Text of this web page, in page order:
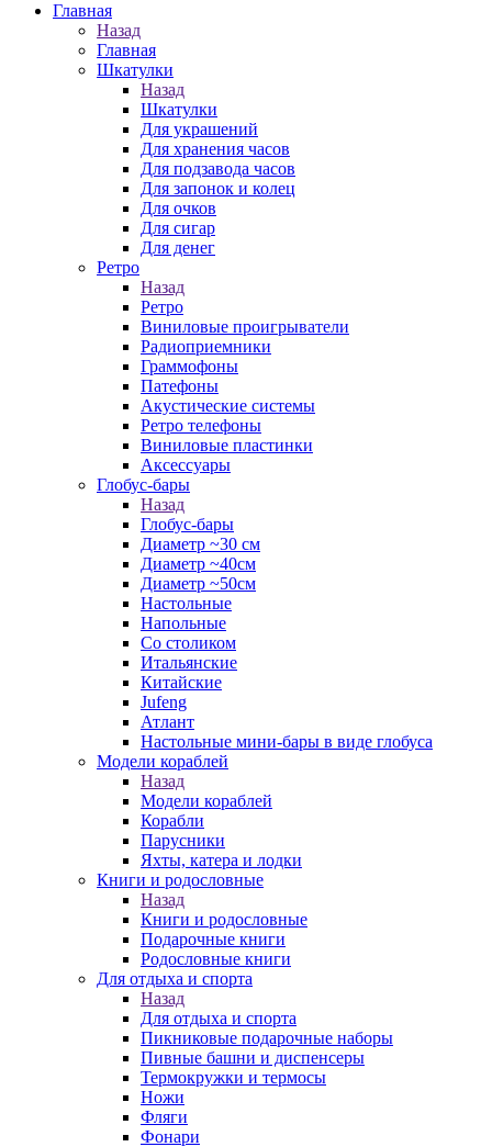
Главная
Назад
Главная
Шкатулки
Назад
Шкатулки
Для украшений
Для хранения часов
Для подзавода часов
Для запонок и колец
Для очков
Для сигар
Для денег
Ретро
Назад
Ретро
Виниловые проигрыватели
Радиоприемники
Граммофоны
Патефоны
Акустические системы
Ретро телефоны
Виниловые пластинки
Аксессуары
Глобус-бары
Назад
Глобус-бары
Диаметр ~30 см
Диаметр ~40см
Диаметр ~50см
Настольные
Напольные
Со столиком
Итальянские
Китайские
Jufeng
Атлант
Настольные мини-бары в виде глобуса
Модели кораблей
Назад
Модели кораблей
Корабли
Парусники
Яхты, катера и лодки
Книги и родословные
Назад
Книги и родословные
Подарочные книги
Родословные книги
Для отдыха и спорта
Назад
Для отдыха и спорта
Пикниковые подарочные наборы
Пивные башни и диспенсеры
Термокружки и термосы
Ножи
Фляги
Фонари